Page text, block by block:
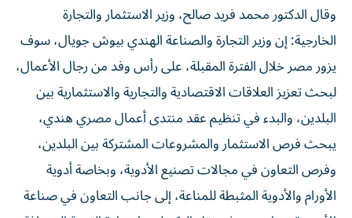
وقال الدكتور محمد فريد صالح، وزير الاستثمار والتجارة
الخارجية: إن وزير التجارة والصناعة الهندي بيوش جويال، سوف
يزور مصر خلال الفترة المقبلة، على رأس وفد من رجال الأعمال،
لبحث تعزيز العلاقات الاقتصادية والتجارية والاستثمارية بين
البلدين، والبدء في تنظيم عقد منتدى أعمال مصري هندي،
يبحث فرص الاستثمار والمشروعات المشتركة بين البلدين،
وفرص التعاون في مجالات تصنيع الأدوية، وبخاصة أدوية
الأورام والأدوية المثبطة للمناعة، إلى جانب التعاون في صناعة